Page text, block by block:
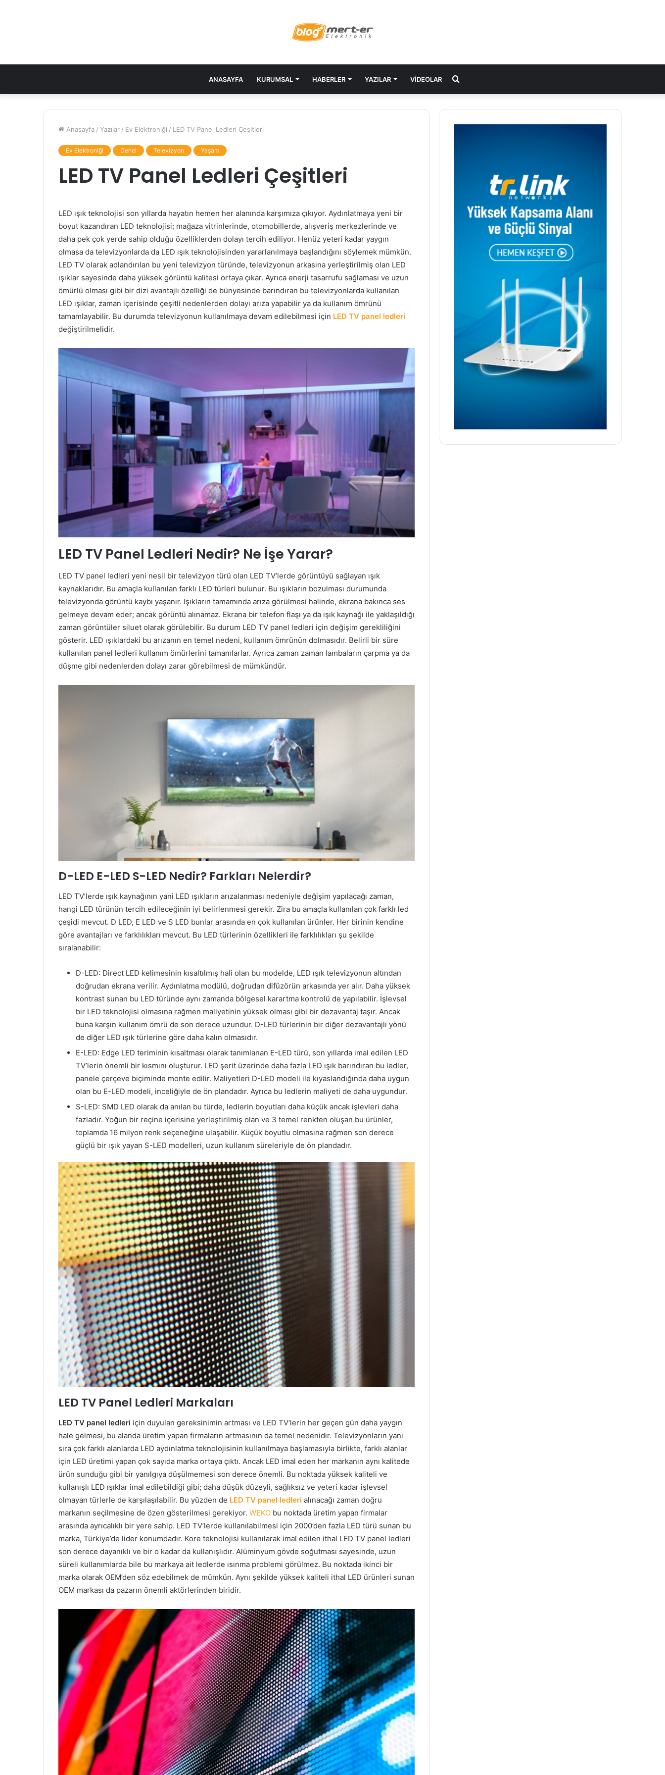
ANASAYFA KURUMSAL HABERLER YAZILAR VIDEOLAR
yap
Anasayfa / Yazılar / Ev Elektroniği / LED TV Panel Ledleri Çeşitleri
Ev Elektroniği Genel Televizyon Yaşam
LED TV Panel Ledleri Çeşitleri
LED ışık teknolojisi son yıllarda hayatın hemen her alanında karşımıza çıkıyor. Aydınlatmaya yeni bir
boyut kazandıran LED teknolojisi; mağaza vitrinlerinde, otomobillerde, alışveriş merkezlerinde ve
daha pek çok yerde sahip olduğu özelliklerden dolayı tercih ediliyor. Henüz yeteri kadar yaygın
olmasa da televizyonlarda da LED ışık teknolojisinden yararlanılmaya başlandığını söylemek mümkün.
LED TV olarak adlandırılan bu yeni televizyon türünde, televizyonun arkasına yerleştirilmiş olan LED
ışıklar sayesinde daha yüksek görüntü kalitesi ortaya çıkar. Ayrıca enerji tasarrufu sağlaması ve uzun
ömürlü olması gibi bir dizi avantajlı özelliği de bünyesinde barındıran bu televizyonlarda kullanılan
LED ışıklar, zaman içerisinde çeşitli nedenlerden dolayı arıza yapabilir ya da kullanım ömrünü
tamamlayabilir. Bu durumda televizyonun kullanılmaya devam edilebilmesi için LED TV panel ledleri
değiştirilmelidir.
LED TV Panel Ledleri Nedir? Ne İşe Yarar?
LED TV panel ledleri yeni nesil bir televizyon türü olan LED TV’lerde görüntüyü sağlayan ışık
kaynaklarıdır. Bu amaçla kullanılan farklı LED türleri bulunur. Bu ışıkların bozulması durumunda
televizyonda görüntü kaybı yaşanır. Işıkların tamamında arıza görülmesi halinde, ekrana bakınca ses
gelmeye devam eder; ancak görüntü alınamaz. Ekrana bir telefon flaşı ya da ışık kaynağı ile yaklaşıldığı
zaman görüntüler siluet olarak görülebilir. Bu durum LED TV panel ledleri için değişim gerekliliğini
gösterir. LED ışıklardaki bu arızanın en temel nedeni, kullanım ömrünün dolmasıdır. Belirli bir süre
kullanılan panel ledleri kullanım ömürlerini tamamlarlar. Ayrıca zaman zaman lambaların çarpma ya da
düşme gibi nedenlerden dolayı zarar görebilmesi de mümkündür.
D-LED E-LED S-LED Nedir? Farkları Nelerdir?
LED TV’lerde ışık kaynağının yani LED ışıkların arızalanması nedeniyle değişim yapılacağı zaman,
hangi LED türünün tercih edileceğinin iyi belirlenmesi gerekir. Zira bu amaçla kullanılan çok farklı led
çeşidi mevcut. D LED, E LED ve S LED bunlar arasında en çok kullanılan ürünler. Her birinin kendine
göre avantajları ve farklılıkları mevcut. Bu LED türlerinin özellikleri ile farklılıkları şu şekilde
sıralanabilir:
D-LED: Direct LED kelimesinin kısaltılmış hali olan bu modelde, LED ışık televizyonun altından
doğrudan ekrana verilir. Aydınlatma modülü, doğrudan difüzörün arkasında yer alır. Daha yüksek
kontrast sunan bu LED türünde aynı zamanda bölgesel karartma kontrolü de yapılabilir. İşlevsel
bir LED teknolojisi olmasına rağmen maliyetinin yüksek olması gibi bir dezavantaj taşır. Ancak
buna karşın kullanım ömrü de son derece uzundur. D-LED türlerinin bir diğer dezavantajlı yönü
de diğer LED ışık türlerine göre daha kalın olmasıdır.
E-LED: Edge LED teriminin kısaltması olarak tanımlanan E-LED türü, son yıllarda imal edilen LED
TV’lerin önemli bir kısmını oluşturur. LED şerit üzerinde daha fazla LED ışık barındıran bu ledler,
panele çerçeve biçiminde monte edilir. Maliyetleri D-LED modeli ile kıyaslandığında daha uygun
olan bu E-LED modeli, inceliğiyle de ön plandadır. Ayrıca bu ledlerin maliyeti de daha uygundur.
S-LED: SMD LED olarak da anılan bu türde, ledlerin boyutları daha küçük ancak işlevleri daha
fazladır. Yoğun bir reçine içerisine yerleştirilmiş olan ve 3 temel renkten oluşan bu ürünler,
toplamda 16 milyon renk seçeneğine ulaşabilir. Küçük boyutlu olmasına rağmen son derece
güçlü bir ışık yayan S-LED modelleri, uzun kullanım süreleriyle de ön plandadır.
LED TV Panel Ledleri Markaları
LED TV panel ledleri için duyulan gereksinimin artması ve LED TV’lerin her geçen gün daha yaygın
hale gelmesi, bu alanda üretim yapan firmaların artmasının da temel nedenidir. Televizyonların yanı
sıra çok farklı alanlarda LED aydınlatma teknolojisinin kullanılmaya başlamasıyla birlikte, farklı alanlar
için LED üretimi yapan çok sayıda marka ortaya çıktı. Ancak LED imal eden her markanın aynı kalitede
ürün sunduğu gibi bir yanılgıya düşülmemesi son derece önemli. Bu noktada yüksek kaliteli ve
kullanışlı LED ışıklar imal edilebildiği gibi; daha düşük düzeyli, sağlıksız ve yeteri kadar işlevsel
olmayan türlerle de karşılaşılabilir. Bu yüzden de LED TV panel ledleri alınacağı zaman doğru
markanın seçilmesine de özen gösterilmesi gerekiyor. WEKO bu noktada üretim yapan firmalar
arasında ayrıcalıklı bir yere sahip. LED TV’lerde kullanılabilmesi için 2000’den fazla LED türü sunan bu
marka, Türkiye’de lider konumdadır. Kore teknolojisi kullanılarak imal edilen ithal LED TV panel ledleri
son derece dayanıklı ve bir o kadar da kullanışlıdır. Alüminyum gövde soğutması sayesinde, uzun
süreli kullanımlarda bile bu markaya ait ledlerde ısınma problemi görülmez. Bu noktada ikinci bir
marka olarak OEM’den söz edebilmek de mümkün. Aynı şekilde yüksek kaliteli ithal LED ürünleri sunan
OEM markası da pazarın önemli aktörlerinden biridir.